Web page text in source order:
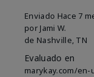
Enviado Hace 7
por Jami W.
de Nashville, TN
Evaluado en
marykay.com/en-